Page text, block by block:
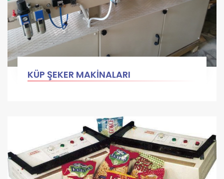
KÜP ŞEKER MAKİNALARI